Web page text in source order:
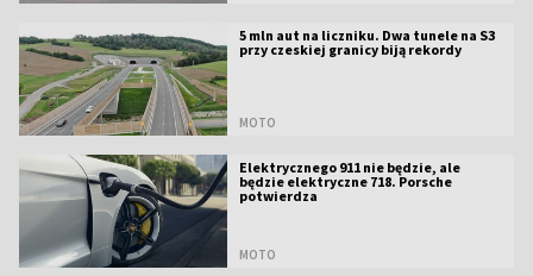
5 mln aut na liczniku. Dwa tunele na S3
przy czeskiej granicy biją rekordy
MOTO
Elektrycznego 911 nie będzie, ale
będzie elektryczne 718. Porsche
potwierdza
MOTO